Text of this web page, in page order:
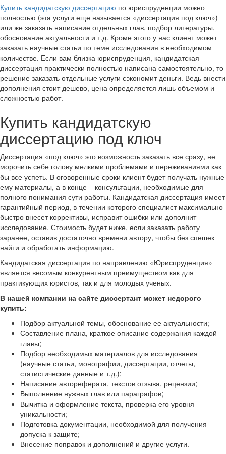
Купить кандидатскую диссертацию по юриспруденции можно
полностью (эта услуги еще называется «диссертация под ключ»)
или же заказать написание отдельных глав, подбор литературы,
обоснование актуальности и т.д. Кроме этого у нас клиент может
заказать научные статьи по теме исследования в необходимом
количестве. Если вам близка юриспруденция, кандидатская
диссертация практически полностью написана самостоятельно, то
решение заказать отдельные услуги сэкономит деньги. Ведь внести
дополнения стоит дешево, цена определяется лишь объемом и
сложностью работ.
Купить кандидатскую
диссертацию под ключ
Диссертация «под ключ» это возможность заказать все сразу, не
морочить себе голову мелкими проблемами и переживаниями как
бы все успеть. В оговоренные сроки клиент будет получать нужные
ему материалы, а в конце – консультации, необходимые для
полного понимания сути работы. Кандидатская диссертация имеет
гарантийный период, в течении которого специалист максимально
быстро внесет коррективы, исправит ошибки или дополнит
исследование. Стоимость будет ниже, если заказать работу
заранее, оставив достаточно времени автору, чтобы без спешек
найти и обработать информацию.
Кандидатская диссертация по направлению «Юриспруденция»
является весомым конкурентным преимуществом как для
практикующих юристов, так и для молодых ученых.
В нашей компании на сайте диссертант может недорого
купить:
Подбор актуальной темы, обоснование ее актуальности;
Составление плана, краткое описание содержания каждой
главы;
Подбор необходимых материалов для исследования
(научные статьи, монографии, диссертации, отчеты,
статистические данные и т.д.);
Написание автореферата, текстов отзыва, рецензии;
Выполнение нужных глав или параграфов;
Вычитка и оформление текста, проверка его уровня
уникальности;
Подготовка документации, необходимой для получения
допуска к защите;
Внесение поправок и дополнений и другие услуги.